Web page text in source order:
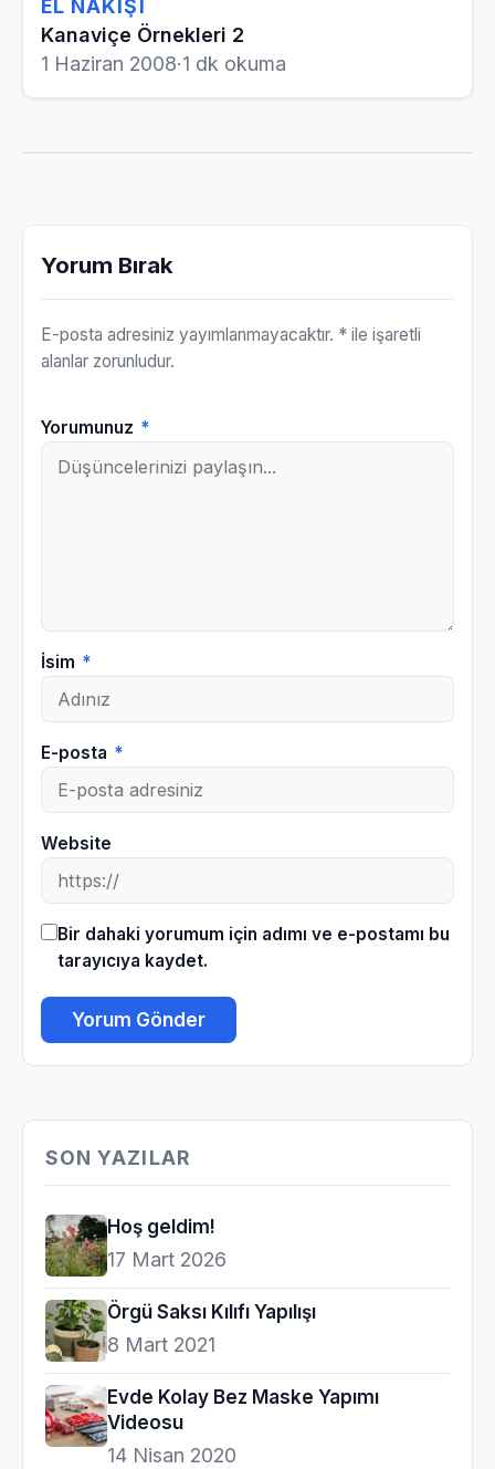
EL NAKIŞI
Kanaviçe Örnekleri 2
1 Haziran 2008·1 dk okuma
Yorum Bırak
E-posta adresiniz yayımlanmayacaktır. * ile işaretli
alanlar zorunludur.
Yorumunuz *
İsim *
E-posta *
Website
Bir dahaki yorumum için adımı ve e-postamı bu
tarayıcıya kaydet.
SON YAZILAR
Hoş geldim!
17 Mart 2026
Örgü Saksı Kılıfı Yapılışı
8 Mart 2021
Evde Kolay Bez Maske Yapımı
Videosu
14 Nisan 2020